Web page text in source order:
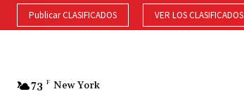
Publicar CLASIFICADOS VER LOS CLASIFICADOS
73 F New York